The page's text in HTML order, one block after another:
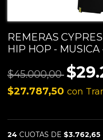
REMERAS
HIP HOP - MUSICA
$45.000,00
$27.787,50 con
24 CUOTAS DE $3.762,65